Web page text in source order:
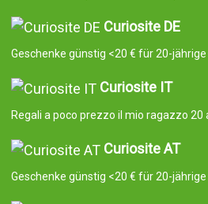
Curiosite DE
Geschenke günstig <20 € für 20-
Curiosite IT
Regali a poco prezzo il mio ragazzo 20
Curiosite AT
Geschenke günstig <20 € für 20-